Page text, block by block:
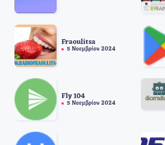
Fraoulitsa
5 Νοεμβρίου 2024
Fly 104
5 Νοεμβρίου 2024